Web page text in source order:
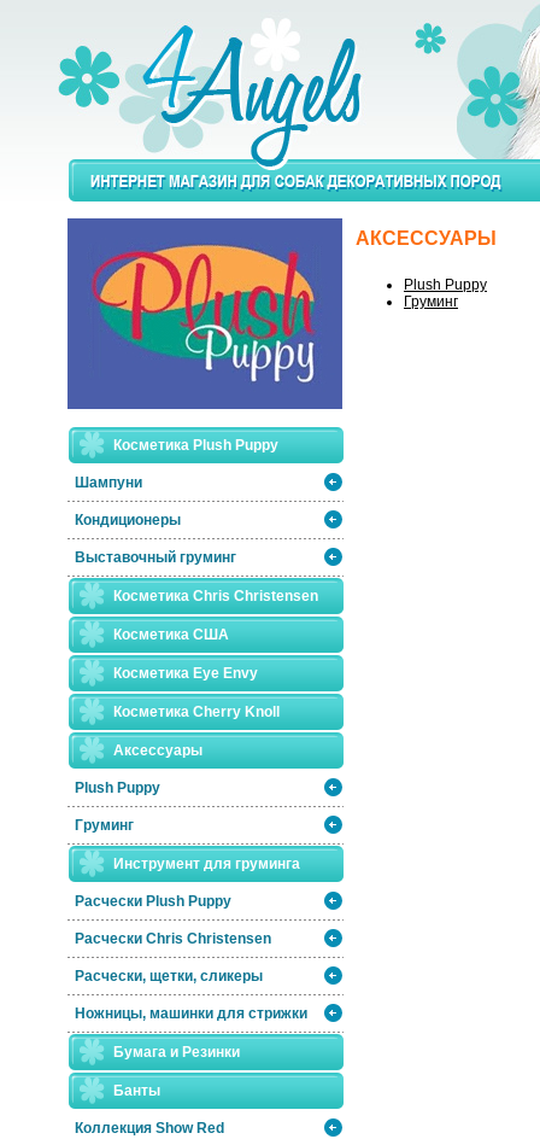
Косметика Plush Puppy
Шампуни
Кондиционеры
Выставочный груминг
Косметика Chris Christensen
Косметика США
Косметика Eye Envy
Косметика Сherry Knoll
Аксессуары
Plush Puppy
Груминг
Инструмент для груминга
Расчески Plush Puppy
Расчески Сhris Christensen
Расчески, щетки, сликеры
Ножницы, машинки для стрижки
Бумага и Резинки
Банты
Коллекция Show Red
АКСЕССУАРЫ
Plush Puppy
Груминг